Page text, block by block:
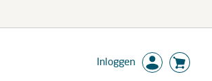
Inloggen